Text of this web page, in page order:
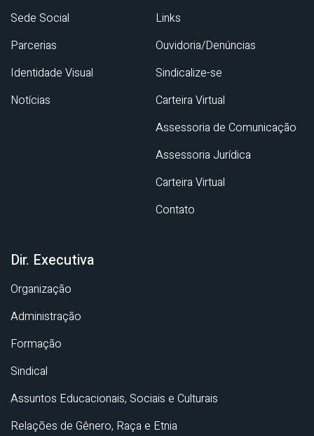
Sede Social
Parcerias
Identidade Visual
Notícias
Links
Ouvidoria/Denúncias
Sindicalize-se
Carteira Virtual
Assessoria de Comunicação
Assessoria Jurídica
Carteira Virtual
Contato
Dir. Executiva
Organização
Administração
Formação
Sindical
Assuntos Educacionais, Sociais e Culturais
Relações de Gênero, Raça e Etnia